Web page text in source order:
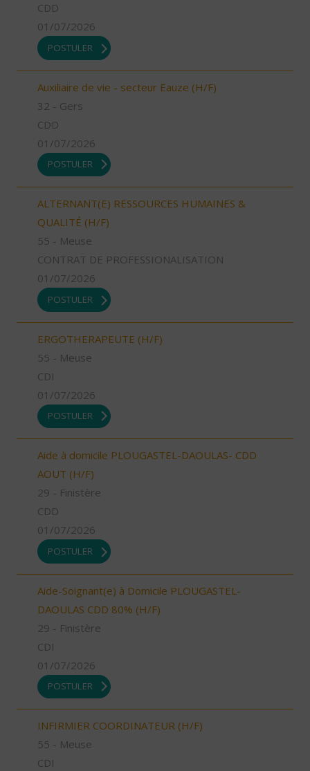
CDD
01/07/2026
POSTULER
Auxiliaire de vie - secteur Eauze (H/F)
32 - Gers
CDD
01/07/2026
POSTULER
ALTERNANT(E) RESSOURCES HUMAINES &
QUALITÉ (H/F)
55 - Meuse
CONTRAT DE PROFESSIONALISATION
01/07/2026
POSTULER
ERGOTHERAPEUTE (H/F)
55 - Meuse
CDI
01/07/2026
POSTULER
Aide à domicile PLOUGASTEL-DAOULAS- CDD
AOUT (H/F)
29 - Finistère
CDD
01/07/2026
POSTULER
Aide-Soignant(e) à Domicile PLOUGASTEL-
DAOULAS CDD 80% (H/F)
29 - Finistère
CDI
01/07/2026
POSTULER
INFIRMIER COORDINATEUR (H/F)
55 - Meuse
CDI